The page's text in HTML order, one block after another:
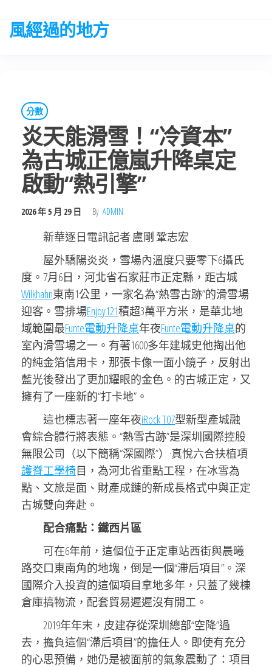
the
風經過的地方
分數
炎天能滑雪！“冷資本”
為古城正億嵐升降桌定
啟動“熱引擎”
2026 年 5 月 29 日 By ADMIN
新華逐日電訊記者 盧剛 鞏志宏
屋外驕陽炎炎，雪場內溫度只要零下6攝氏
度。7月6日，河北省石家莊市正定縣，距古城
Wilkhahn東南1公里，一家名為“熱雪古跡”的滑雪場
迎客。雪排場Enjoy121積超3萬平方米，是華北地
域範圍最Funte電動升降桌年夜Funte電動升降桌的
室內滑雪場之一。有著1600多年建城史他掏出他
的純金箔信用卡，那張卡像一面小鏡子，反射出
藍光後發出了更加耀眼的金色。的古城正定，又
擁有了一座新的“打卡地”。
這也標志著一座年夜iRock T07型新型產城融
會綜合體行將表態。“熱雪古跡”是深圳國際控股
無限公司（以下簡稱“深國際”）·真悅六合扶植項
護脊工學椅目，為河北省重點工程，在冰雪為
點、文旅是面、財產成鏈的新成長格式中與正定
古城雙向奔赴。
配合痛點：鐵西片區
可在6年前，這個位于正定車站西街與晨曦
路交口東南角的地塊，倒是一個“滯后項目”。深
國際介入投資的這個項目拿地多年，只蓋了幾棟
倉庫搞物流，配套貿易遲遲沒有開工。
2019年年末，皮建存從深圳總部“空降”過
去，擔負這個“滯后項目”的擔任人。即使有充分
的心思預備，她仍是被面前的氣象震動了：項目